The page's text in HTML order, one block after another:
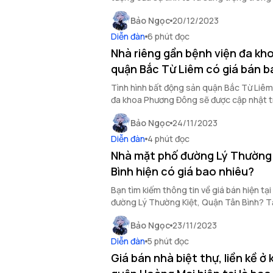
OneHousing khám phá chi tiết trong bài
Bảo Ngọc 20/12/2023
Diễn đàn 6 phút đọc
Nhà riêng gần bệnh viện đa
quận Bắc Từ Liêm có giá bán
Tình hình bất động sản quận Bắc Từ
đa khoa Phương Đông sẽ được cập nhật
OneHousing.
Bảo Ngọc 24/11/2023
Diễn đàn 4 phút đọc
Nhà mặt phố đường Lý
Bình hiện có giá bao nhiêu?
Bạn tìm kiếm thông tin về giá bán hiện
đường Lý Thường Kiệt, Quận Tân Bình?
trong bài viết sau đây của OneHousing.
Bảo Ngọc 23/11/2023
Diễn đàn 5 phút đọc
Giá bán nhà biệt thự, liền kề ở